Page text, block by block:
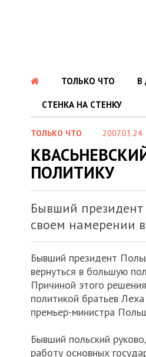
ТОЛЬКО ЧТО В
СТЕНКА НА СТЕНКУ
ТОЛЬКО ЧТО 2007.03.24
ПОЛИТИКУ
Бывший
своем намерении
Бывший президент
вернуться в большую
Причиной этого
политикой братьев
премьер-министра
Бывший польский
работу основных